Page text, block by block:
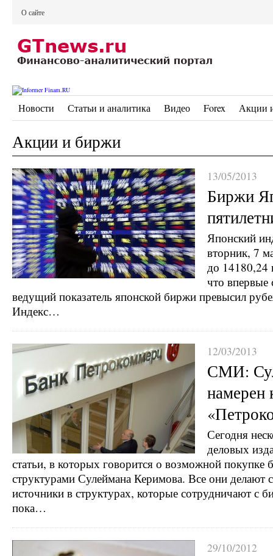
О сайте
Новости Статьи и аналитика Видео Forex Акции
Акции и биржи
13/05/2013
Биржи
Японский
вторник, 7
до 14180,24
что впервые
ведущий показатель японской биржи превысил
Индекс…
12/03/2013
СМИ:
намерен
Сегодня
деловых
статьи, в которых говорится о возможной покупке
структурами Сулеймана Керимова. Все они делают
источники в структурах, которые сотрудничают с
пока…
29/10/2012